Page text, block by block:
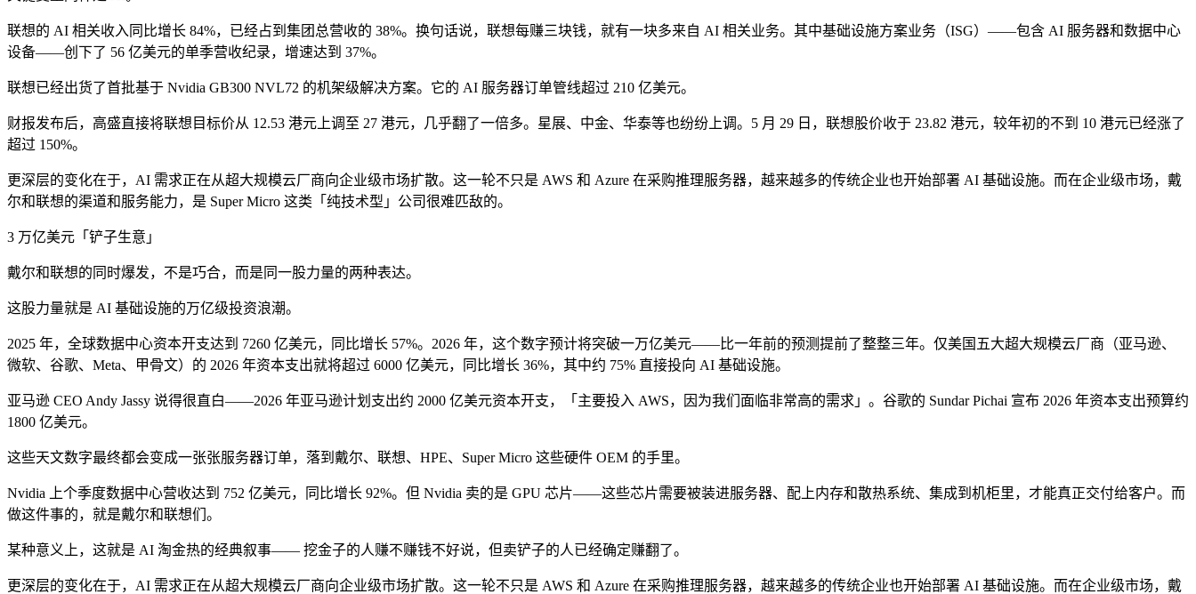
联想的 AI 相关收入同比增长 84%，已经占到集团总营收的 38%。换句话说，联想每赚三块钱，就有一块多来自 AI 相关业务。其中基础设施方案业务（ISG）——包含 AI 服务器和数据中心
设备——创下了 56 亿美元的单季营收纪录，增速达到 37%。
联想已经出货了首批基于 Nvidia GB300 NVL72 的机架级解决方案。它的 AI 服务器订单管线超过 210 亿美元。
财报发布后，高盛直接将联想目标价从 12.53 港元上调至 27 港元，几乎翻了一倍多。星展、中金、华泰等也纷纷上调。5 月 29 日，联想股价收于 23.82 港元，较年初的不到 10 港元已经涨了
超过 150%。
更深层的变化在于，AI 需求正在从超大规模云厂商向企业级市场扩散。这一轮不只是 AWS 和 Azure 在采购推理服务器，越来越多的传统企业也开始部署 AI 基础设施。而在企业级市场，戴
尔和联想的渠道和服务能力，是 Super Micro 这类「纯技术型」公司很难匹敌的。
3 万亿美元「铲子生意」
戴尔和联想的同时爆发，不是巧合，而是同一股力量的两种表达。
这股力量就是 AI 基础设施的万亿级投资浪潮。
2025 年，全球数据中心资本开支达到 7260 亿美元，同比增长 57%。2026 年，这个数字预计将突破一万亿美元——比一年前的预测提前了整整三年。仅美国五大超大规模云厂商（亚马逊、
微软、谷歌、Meta、甲骨文）的 2026 年资本支出就将超过 6000 亿美元，同比增长 36%，其中约 75% 直接投向 AI 基础设施。
亚马逊 CEO Andy Jassy 说得很直白——2026 年亚马逊计划支出约 2000 亿美元资本开支，「主要投入 AWS，因为我们面临非常高的需求」。谷歌的 Sundar Pichai 宣布 2026 年资本支出预算约
1800 亿美元。
这些天文数字最终都会变成一张张服务器订单，落到戴尔、联想、HPE、Super Micro 这些硬件 OEM 的手里。
Nvidia 上个季度数据中心营收达到 752 亿美元，同比增长 92%。但 Nvidia 卖的是 GPU 芯片——这些芯片需要被装进服务器、配上内存和散热系统、集成到机柜里，才能真正交付给客户。而
做这件事的，就是戴尔和联想们。
某种意义上，这就是 AI 淘金热的经典叙事—— 挖金子的人赚不赚钱不好说，但卖铲子的人已经确定赚翻了。
更深层的变化在于，AI 需求正在从超大规模云厂商向企业级市场扩散。这一轮不只是 AWS 和 Azure 在采购推理服务器，越来越多的传统企业也开始部署 AI 基础设施。而在企业级市场，戴